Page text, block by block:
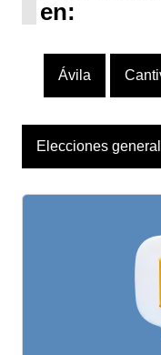
en:
Ávila
Elecciones